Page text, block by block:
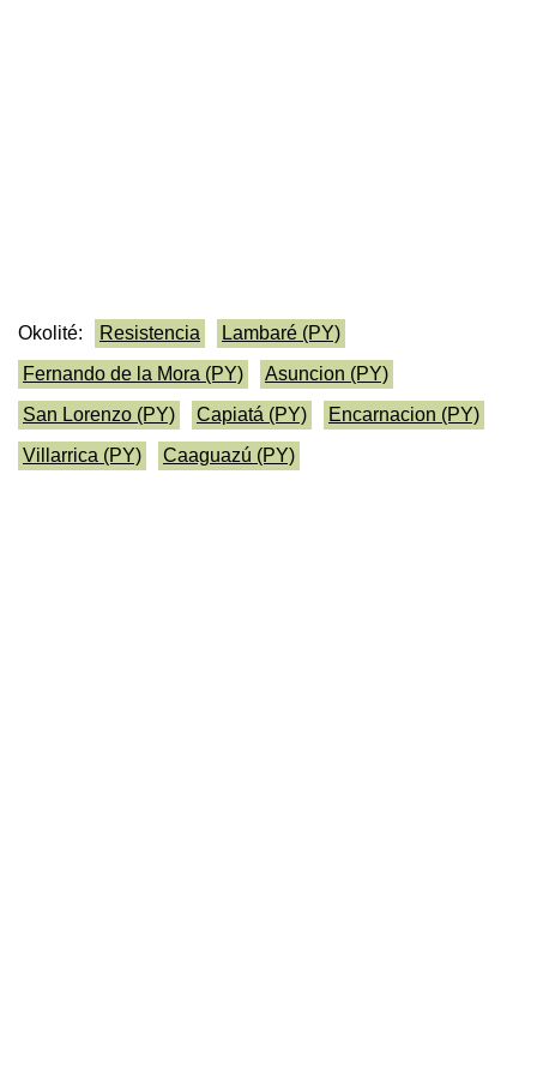
Okolité: Resistencia
Lambaré (PY)
Fernando de la Mora (PY)
Asuncion (PY)
San Lorenzo (PY)
Capiatá (PY)
Encarnacion (PY)
Villarrica (PY)
Caaguazú (PY)